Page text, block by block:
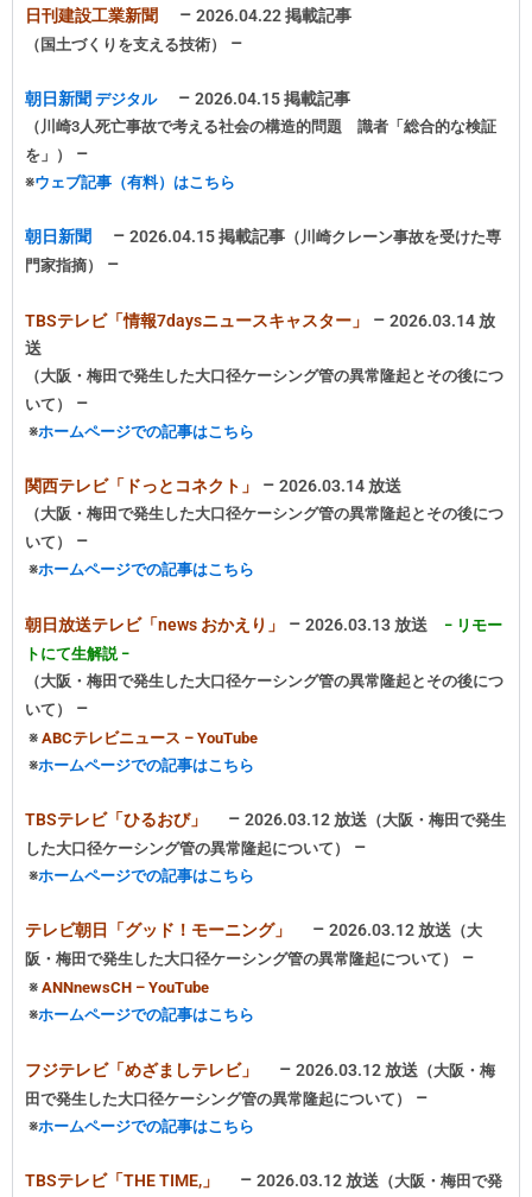
日刊建設工業新聞 – 2026.04.22 掲載記事
（国土づくりを支える技術） –
朝日新聞 デジタル – 2026.04.15 掲載記事
（川崎3人死亡事故で考える社会の構造的問題 識者「総合的な検証
を」）
–
※ウェブ記事（有料）はこちら
朝日新聞 – 2026.04.15 掲載記事 （川崎クレーン事故を受けた専
門家指摘）
–
TBSテレビ「情報7daysニュースキャスター」 – 2026.03.14 放
送
（大阪・梅田で発生した大口径ケーシング管の異常隆起とその後につ
いて ） –
※ホームページでの記事はこちら
関西テレビ「ドっとコネクト」 – 2026.03.14 放送
（大阪・梅田で発生した大口径ケーシング管の異常隆起とその後につ
いて ） –
※ホームページでの記事はこちら
朝日放送テレビ「news おかえり」 – 2026.03.13 放送 − リモー
トにて生解説 −
（大阪・梅田で発生した大口径ケーシング管の異常隆起とその後につ
いて ） –
※ ABCテレビニュース – YouTube
※ホームページでの記事はこちら
TBSテレビ「ひるおび」 – 2026.03.12 放送 （大阪・梅田で発生
した大口径ケーシング管の異常隆起について ） –
※ホームページでの記事はこちら
テレビ朝日「グッド！モーニング」 – 2026.03.12 放送 （大
阪・梅田で発生した大口径ケーシング管の異常隆起について ） –
※ ANNnewsCH – YouTube
※ホームページでの記事はこちら
フジテレビ「めざましテレビ」 – 2026.03.12 放送 （大阪・梅
田で発生した大口径ケーシング管の異常隆起について ） –
※ホームページでの記事はこちら
TBSテレビ「THE TIME,」 – 2026.03.12 放送 （大阪・梅田で発